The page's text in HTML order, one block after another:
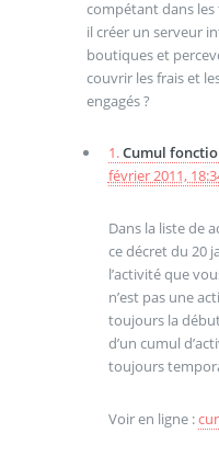
compétant dans les
il créer un serveur
boutiques et
couvrir les frais et
engagés ?
1.Cumul
février 2011,
Dans la liste de
ce décret du 20
l’activité que
n’est pas une
toujours la
d’un cumul
toujours
Voir en ligne :